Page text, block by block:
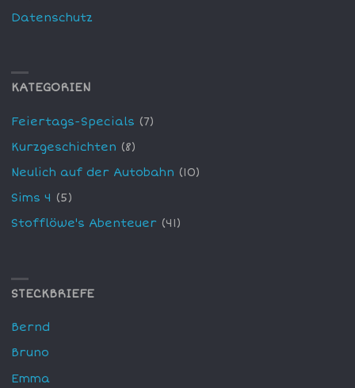
Datenschutz
KATEGORIEN
Feiertags-Specials (7)
Kurzgeschichten (8)
Neulich auf der Autobahn (10)
Sims 4 (5)
Stofflöwe's Abenteuer (41)
STECKBRIEFE
Bernd
Bruno
Emma